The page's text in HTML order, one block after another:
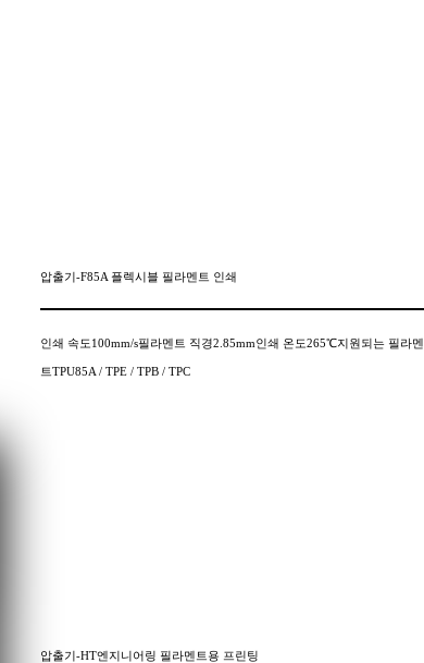
압출기-F85A 플렉시블 필라멘트 인쇄
인쇄 속도100mm/s필라멘트 직경2.85mm인쇄 온도265℃지원되는 필라멘
트TPU85A / TPE / TPB / TPC
압출기-HT엔지니어링 필라멘트용 프린팅